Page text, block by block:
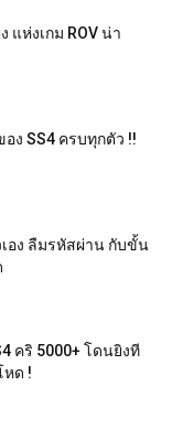
แห่งเกม ROV น่า
ง SS4 ครบทุกตัว !!
อง ลืมรหัสผ่าน กับขั้น
คริ 5000+ โดนยิงที
หด !